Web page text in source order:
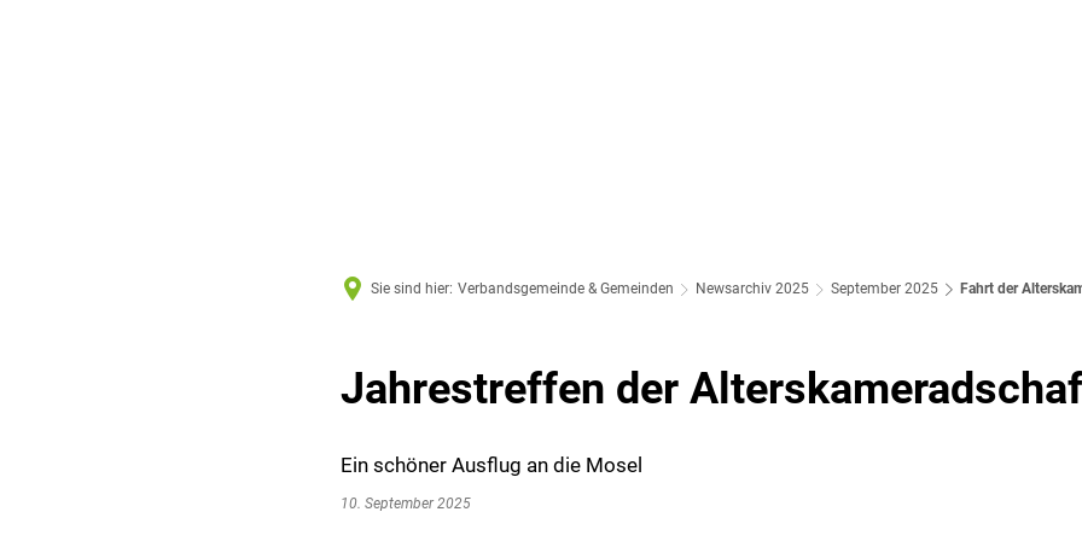
Sie sind hier: Verbandsgemeinde & Gemeinden Newsarchiv 2025 September 2025 Fahrt der
Jahrestreffen der
Ein schöner Ausflug an die Mosel
10. September 2025